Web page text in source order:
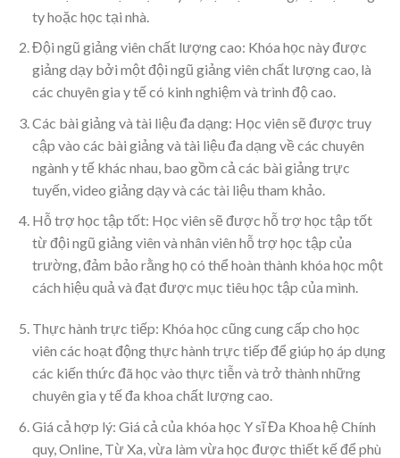
ty hoặc học tại nhà.
Đội ngũ giảng viên chất lượng cao: Khóa học này được
giảng dạy bởi một đội ngũ giảng viên chất lượng cao, là
các chuyên gia y tế có kinh nghiệm và trình độ cao.
Các bài giảng và tài liệu đa dạng: Học viên sẽ được truy
cập vào các bài giảng và tài liệu đa dạng về các chuyên
ngành y tế khác nhau, bao gồm cả các bài giảng trực
tuyến, video giảng dạy và các tài liệu tham khảo.
Hỗ trợ học tập tốt: Học viên sẽ được hỗ trợ học tập tốt
từ đội ngũ giảng viên và nhân viên hỗ trợ học tập của
trường, đảm bảo rằng họ có thể hoàn thành khóa học một
cách hiệu quả và đạt được mục tiêu học tập của mình.
Thực hành trực tiếp: Khóa học cũng cung cấp cho học
viên các hoạt động thực hành trực tiếp để giúp họ áp dụng
các kiến thức đã học vào thực tiễn và trở thành những
chuyên gia y tế đa khoa chất lượng cao.
Giá cả hợp lý: Giá cả của khóa học Y sĩ Đa Khoa hệ Chính
quy, Online, Từ Xa, vừa làm vừa học được thiết kế để phù